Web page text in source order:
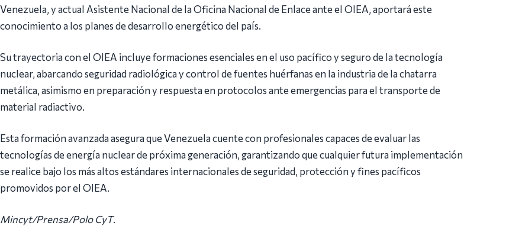
Venezuela, y actual Asistente Nacional de la Oficina Nacional de Enlace ante el OIEA, aportará este
conocimiento a los planes de desarrollo energético del país.
Su trayectoria con el OIEA incluye formaciones esenciales en el uso pacífico y seguro de la tecnología
nuclear, abarcando seguridad radiológica y control de fuentes huérfanas en la industria de la chatarra
metálica, asimismo en preparación y respuesta en protocolos ante emergencias para el transporte de
material radiactivo.
Esta formación avanzada asegura que Venezuela cuente con profesionales capaces de evaluar las
tecnologías de energía nuclear de próxima generación, garantizando que cualquier futura implementación
se realice bajo los más altos estándares internacionales de seguridad, protección y fines pacíficos
promovidos por el OIEA.
Mincyt/Prensa/Polo CyT.